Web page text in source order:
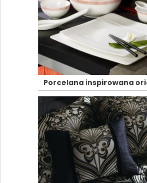
Porcelana inspirowana